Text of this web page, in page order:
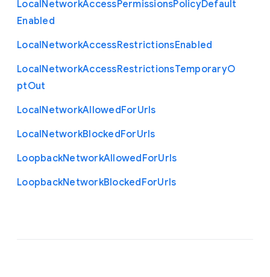
LocalNetworkAccessPermissionsPolicyDefault
Enabled
LocalNetworkAccessRestrictionsEnabled
LocalNetworkAccessRestrictionsTemporaryO
ptOut
LocalNetworkAllowedForUrls
LocalNetworkBlockedForUrls
LoopbackNetworkAllowedForUrls
LoopbackNetworkBlockedForUrls